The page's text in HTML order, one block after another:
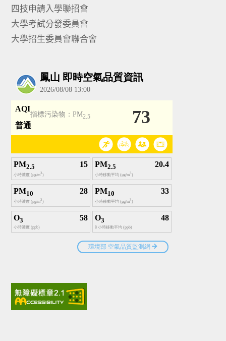
四技申請入學聯招會
大學考試分發委員會
大學招生委員會聯合會